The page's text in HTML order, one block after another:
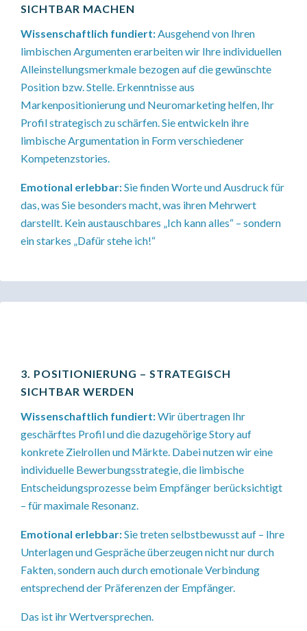
SICHTBAR MACHEN
Wissenschaftlich fundiert:Ausgehend von Ihren
limbischen Argumenten erarbeiten wir Ihre individuellen
Alleinstellungsmerkmale bezogen auf die gewünschte
Position bzw. Stelle. Erkenntnisse aus
Markenpositionierung und Neuromarketing helfen, Ihr
Profil strategisch zu schärfen. Sie entwickeln ihre
limbische Argumentation in Form verschiedener
Kompetenzstories.
Emotional erlebbar:Sie finden Worte und Ausdruck für
das, was Sie besonders macht, was ihren Mehrwert
darstellt. Kein austauschbares „Ich kann alles“ – sondern
ein starkes „Dafür stehe ich!“
3. POSITIONIERUNG – STRATEGISCH
SICHTBAR WERDEN
Wissenschaftlich fundiert:Wir übertragen Ihr
geschärftes Profil und die dazugehörige Story auf
konkrete Zielrollen und Märkte. Dabei nutzen wir eine
individuelle Bewerbungsstrategie, die limbische
Entscheidungsprozesse beim Empfänger berücksichtigt
– für maximale Resonanz.
Emotional erlebbar:Sie treten selbstbewusst auf – Ihre
Unterlagen und Gespräche überzeugen nicht nur durch
Fakten, sondern auch durch emotionale Verbindung
entsprechend der Präferenzen der Empfänger.
Das ist ihr Wertversprechen.